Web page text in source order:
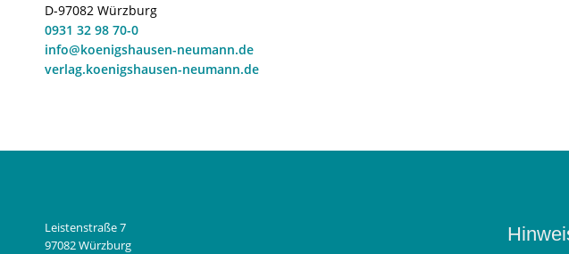
D-97082 Würzburg
0931 32 98 70-0
info@koenigshausen-neumann.de
verlag.koenigshausen-neumann.de
Leistenstraße 7
97082 Würzburg